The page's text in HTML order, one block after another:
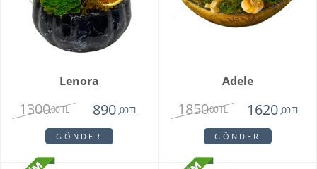
Lenora
1300,00 TL 890 ,00 TL
GÖNDER
Adele
1850,00 TL 1620 ,00 TL
GÖNDER